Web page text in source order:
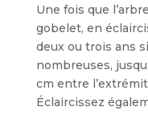
Une fois que
gobelet, en
deux ou trois ans
nombreuses,
cm entre
Éclaircissez